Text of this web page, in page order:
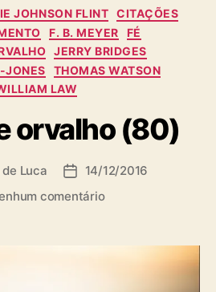
C
a
t
e
g
o
s
JOHNSON FLINT CITAÇÕES
F. B. MEYER
FÉ
JERRY BRIDGES
JONES
THOMAS WATSON
LAW
orvalho (80)
Luca
D 14/12/2016
comentárioe